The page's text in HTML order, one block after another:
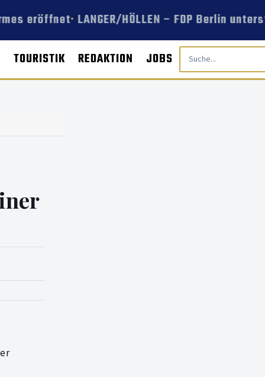
eröffnet LANGER/HÖLLEN – FDP Berlin
TOURISTIK REDAKTION JOBS